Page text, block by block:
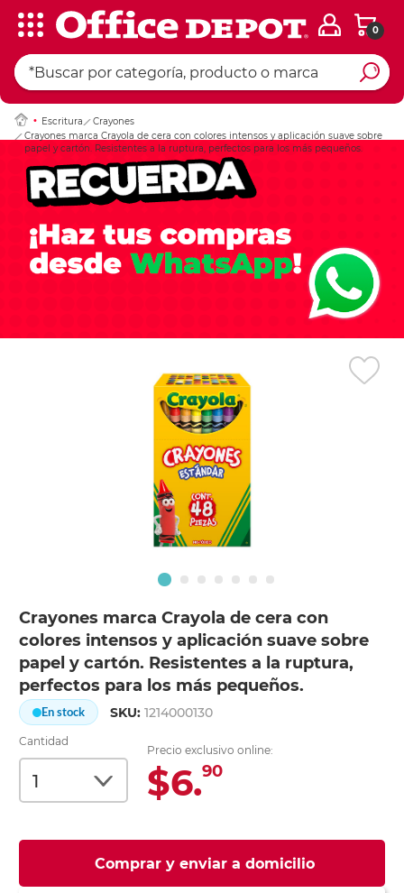
0
Escritura
Crayones
Crayones marca Crayola de cera con colores intensos y aplicación suave sobre
papel y cartón. Resistentes a la ruptura, perfectos para los más pequeños.
Crayones marca Crayola de cera con
colores intensos y aplicación suave sobre
papel y cartón. Resistentes a la ruptura,
perfectos para los más pequeños.
En stock SKU:1214000130
Cantidad
Precio exclusivo online:
$6.90
Comprar y enviar a domicilio
Ingresar Codigo